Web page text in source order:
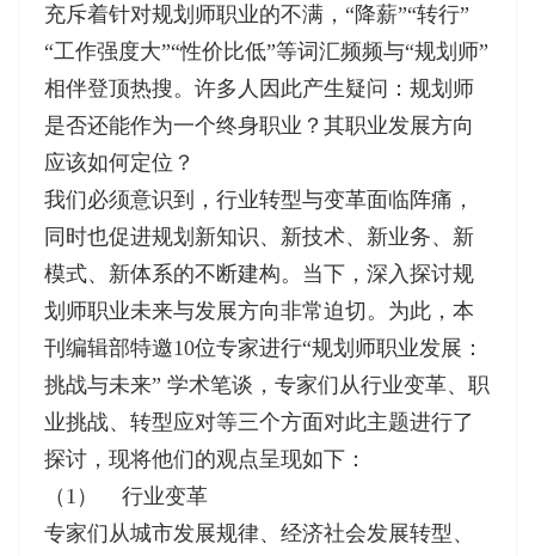
充斥着针对规划师职业的不满，“降薪”“转行”
“工作强度大”“性价比低”等词汇频频与“规划师”
相伴登顶热搜。许多人因此产生疑问：规划师
是否还能作为一个终身职业？其职业发展方向
应该如何定位？
我们必须意识到，行业转型与变革面临阵痛，
同时也促进规划新知识、新技术、新业务、新
模式、新体系的不断建构。当下，深入探讨规
划师职业未来与发展方向非常迫切。为此，本
刊编辑部特邀10位专家进行“规划师职业发展：
挑战与未来” 学术笔谈，专家们从行业变革、职
业挑战、转型应对等三个方面对此主题进行了
探讨，现将他们的观点呈现如下：
（1） 行业变革
专家们从城市发展规律、经济社会发展转型、